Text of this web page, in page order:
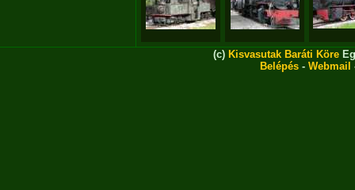
(c) Kisvasutak Baráti Köre
Belépés - Webmail